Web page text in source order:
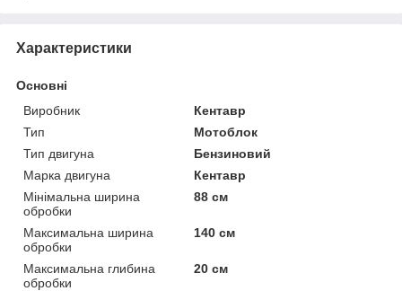
Характеристики
Основні
Виробник
Кентавр
Тип
Мотоблок
Тип двигуна
Бензиновий
Марка двигуна
Кентавр
Мінімальна ширина
обробки
88 см
Максимальна ширина
обробки
140 см
Максимальна глибина
обробки
20 см